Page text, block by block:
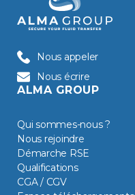
Nous appeler
Nous écrire
ALMA GROUP
Qui sommes-nous ?
Nous rejoindre
Démarche RSE
Qualifications
CGA / CGV